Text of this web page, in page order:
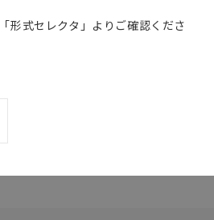
形式セレクタ」よりご確認くださ